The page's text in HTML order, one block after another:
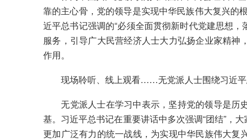
靠的主心骨，党的领导是实现中华民族伟大复兴的
近平总书记强调的“必须全面贯彻新时代党建思想
服务，引导广大民营经济人士大力弘扬企业家精
作用。
现场聆听、线上观看……无党派人士围绕习近平
无党派人士在学习中表示，坚持党的领导是历
基。习近平总书记在重要讲话中多次强调“团结”，
更加广泛有力的统一战线，为实现中华民族伟大